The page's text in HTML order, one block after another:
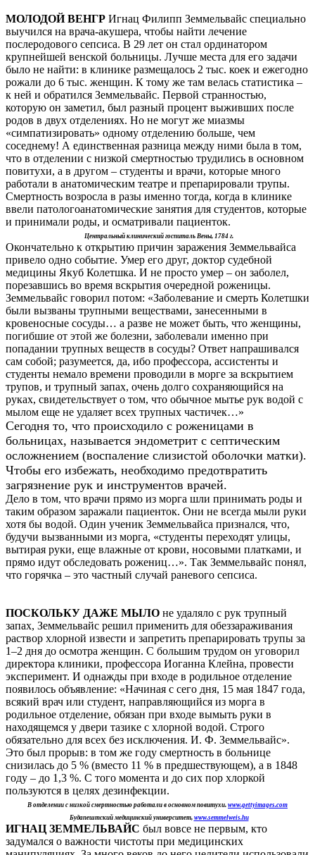
МОЛОДОЙ ВЕНГР Игнац Филипп Земмельвайс специально
выучился на врача-акушера, чтобы найти лечение
послеродового сепсиса. В 29 лет он стал ординатором
крупнейшей венской больницы. Лучше места для его задачи
было не найти: в клинике размещалось 2 тыс. коек и ежегодно
рожали до 6 тыс. женщин. К тому же там велась статистика –
к ней и обратился Земмельвайс. Первой странностью,
которую он заметил, был разный процент выживших после
родов в двух отделениях. Но не могут же миазмы
«симпатизировать» одному отделению больше, чем
соседнему! А единственная разница между ними была в том,
что в отделении с низкой смертностью трудились в основном
повитухи, а в другом – студенты и врачи, которые много
работали в анатомическим театре и препарировали трупы.
Смертность возросла в разы именно тогда, когда в клинике
ввели патологоанатомические занятия для студентов, которые
и принимали роды, и осматривали пациенток.
Центральный клинический госпиталь Вены, 1784 г.
Окончательно к открытию причин заражения Земмельвайса
привело одно событие. Умер его друг, доктор судебной
медицины Якуб Колетшка. И не просто умер – он заболел,
порезавшись во время вскрытия очередной роженицы.
Земмельвайс говорил потом: «Заболевание и смерть Колетшки
были вызваны трупными веществами, занесенными в
кровеносные сосуды… а разве не может быть, что женщины,
погибшие от этой же болезни, заболевали именно при
попадании трупных веществ в сосуды? Ответ напрашивался
сам собой; разумеется, да, ибо профессора, ассистенты и
студенты немало времени проводили в морге за вскрытием
трупов, и трупный запах, очень долго сохраняющийся на
руках, свидетельствует о том, что обычное мытье рук водой с
мылом еще не удаляет всех трупных частичек…»
Сегодня то, что происходило с роженицами в
больницах, называется эндометрит с септическим
осложнением (воспаление слизистой оболочки матки).
Чтобы его избежать, необходимо предотвратить
загрязнение рук и инструментов врачей.
Дело в том, что врачи прямо из морга шли принимать роды и
таким образом заражали пациенток. Они не всегда мыли руки
хотя бы водой. Один ученик Земмельвайса признался, что,
будучи вызванными из морга, «студенты переходят улицы,
вытирая руки, еще влажные от крови, носовыми платками, и
прямо идут обследовать рожениц…». Так Земмельвайс понял,
что горячка – это частный случай раневого сепсиса.
ПОСКОЛЬКУ ДАЖЕ МЫЛО не удаляло с рук трупный
запах, Земмельвайс решил применить для обеззараживания
раствор хлорной извести и запретить препарировать трупы за
1–2 дня до осмотра женщин. С большим трудом он уговорил
директора клиники, профессора Иоганна Клейна, провести
эксперимент. И однажды при входе в родильное отделение
появилось объявление: «Начиная с сего дня, 15 мая 1847 года,
всякий врач или студент, направляющийся из морга в
родильное отделение, обязан при входе вымыть руки в
находящемся у двери тазике с хлорной водой. Строго
обязательно для всех без исключения. И. Ф. Земмельвайс».
Это был прорыв: в том же году смертность в больнице
снизилась до 5 % (вместо 11 % в предшествующем), а в 1848
году – до 1,3 %. С того момента и до сих пор хлоркой
пользуются в целях дезинфекции.
В отделении с низкой смертностью работали в основном повитухи. www.gettyimages.com
Будапештский медицинский университет, www.semmelweis.hu
ИГНАЦ ЗЕММЕЛЬВАЙС был вовсе не первым, кто
задумался о важности чистоты при медицинских